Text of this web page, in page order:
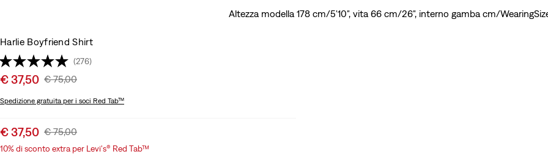
Altezza modella 178 cm/5'10", vita 66 cm/26", interno gamba cm/
Harlie Boyfriend Shirt
(276)
Sale
is
€ 37,50 Original
Was
€ 75,00
Spedizione gratuita per i soci Red Tab™
Sale
price
€ 37,50 Original
Price
€ 75,00
10% di sconto extra per Levi's® Red Tab™